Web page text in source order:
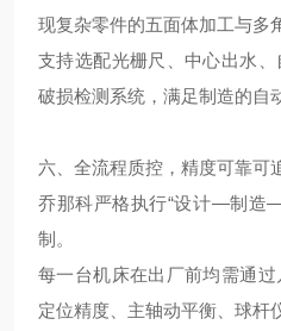
现复杂零件的五面体加工与多
支持选配光栅尺、中心出水
破损检测系统，满足制造的自
六、全流程质控，精度可靠可
乔那科严格执行“设计—制
制。
每一台机床在出厂前均需通
定位精度、主轴动平衡、球杆